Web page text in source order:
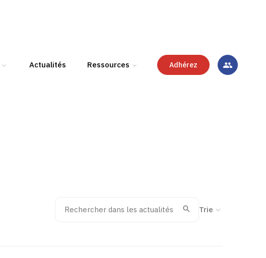
Actualités Ressources Adhérez
Recherche
ValiderTrier la recherche